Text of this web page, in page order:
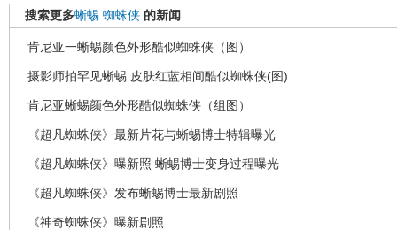
搜索更多蜥蜴 蜘蛛侠 的新闻
肯尼亚一蜥蜴颜色外形酷似蜘蛛侠（图）
摄影师拍罕见蜥蜴 皮肤红蓝相间酷似蜘蛛侠(图)
肯尼亚蜥蜴颜色外形酷似蜘蛛侠（组图）
《超凡蜘蛛侠》最新片花与蜥蜴博士特辑曝光
《超凡蜘蛛侠》曝新照 蜥蜴博士变身过程曝光
《超凡蜘蛛侠》发布蜥蜴博士最新剧照
《神奇蜘蛛侠》曝新剧照